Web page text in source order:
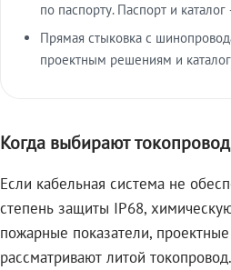
по паспорту. Паспорт и
Прямая стыковка с
проектным решениям и
Когда выбирают токопровод
Если кабельная система не
степень защиты IP68,
пожарные показатели,
рассматривают литой